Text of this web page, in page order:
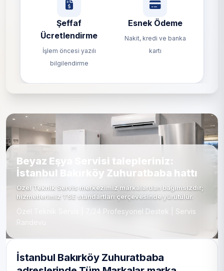
Şeffaf
Ücretlendirme
İşlem öncesi yazılı
bilgilendirme
Esnek Ödeme
Nakit, kredi ve banka
kartı
Beyaz Eşya Servisi talepleriniz:
İstanbul Bakırköy Zuhuratbaba hattı
Özel Teknik Servis merkezimiz markalardan bağımsızdır;
hizmetlerimiz TSE standartları çerçevesinde yürütülür.
Özel Teknik Servis | 7/24 Profesyonel Destek | Servis
İstanbul Bakırköy Zuhuratbaba